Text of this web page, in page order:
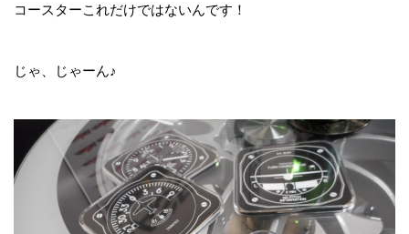
コースターこれだけではないんです！
じゃ、じゃーん♪